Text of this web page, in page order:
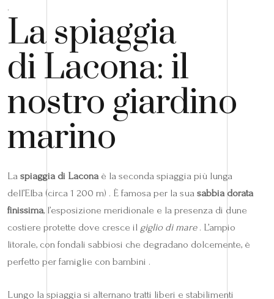
.
La spiaggia
di Lacona: il
nostro giardino
marino
La spiaggia di Laconaè la seconda spiaggia più lunga
dell’Elba (circa 1 200 m) . È famosa per la sua sabbia dorata
finissima, l’esposizione meridionale e la presenza di dune
costiere protette dove cresce il giglio di mare. L’ampio
litorale, con fondali sabbiosi che degradano dolcemente, è
perfetto per famiglie con bambini .
Lungo la spiaggia si alternano tratti liberi e stabilimenti